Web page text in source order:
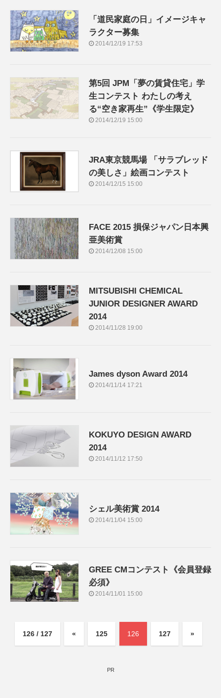
「道民家庭の日」イメージキャ
ラクター募集
2014/12/19 17:53
第5回 JPM「夢の賃貸住宅」学
生コンテスト わたしの考え
る“空き家再生”《学生限定》
2014/12/19 15:00
JRA東京競馬場 「サラブレッド
の美しさ」絵画コンテスト
2014/12/15 15:00
FACE 2015 損保ジャパン日本興
亜美術賞
2014/12/08 15:00
MITSUBISHI CHEMICAL
JUNIOR DESIGNER AWARD
2014
2014/11/28 19:00
James dyson Award 2014
2014/11/14 17:21
KOKUYO DESIGN AWARD
2014
2014/11/12 17:50
シェル美術賞 2014
2014/11/04 15:00
GREE CMコンテスト《会員登録
必須》
2014/11/01 15:00
126 / 127 « 125 126 127 »
PR